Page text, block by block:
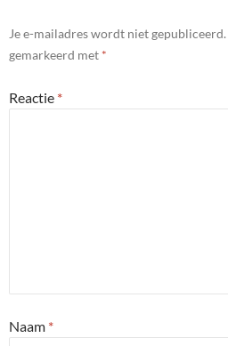
Je e-mailadres wordt niet gepubliceerd.
gemarkeerd met *
Reactie *
Naam *